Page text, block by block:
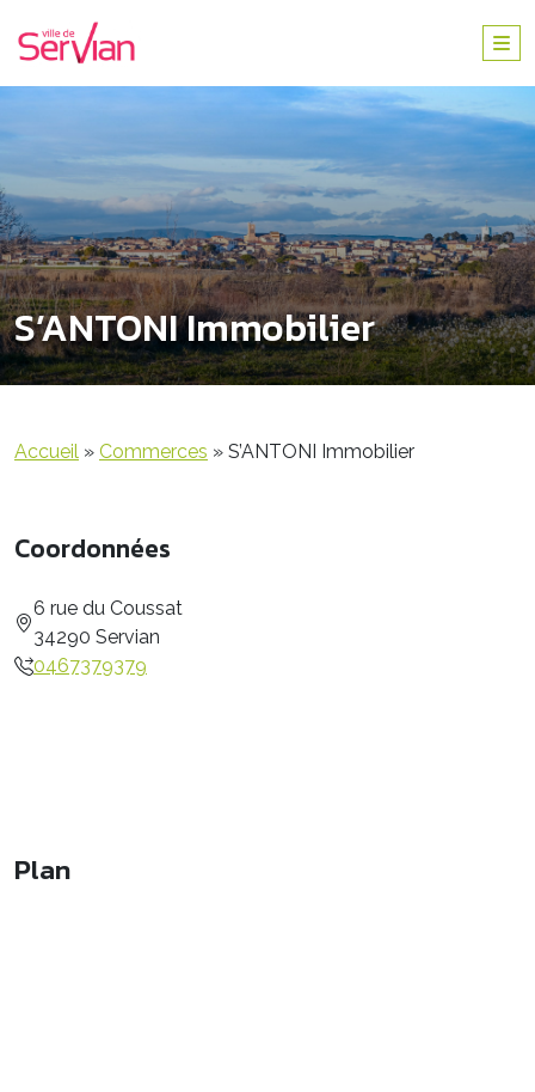
S’ANTONI Immobilier
Accueil » Commerces » S’ANTONI Immobilier
Coordonnées
6 rue du Coussat
34290 Servian
0467379379
Plan